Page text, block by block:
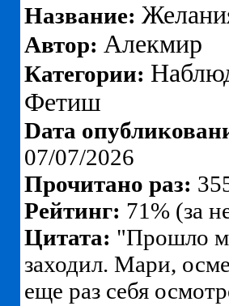
Название:
Автор: Алекмир
Категории:
Фетиш
Dата
07/07/2026
Прочитано раз:
Рейтинг: 71% (за
Цитата: "Прошло
заходил. Мари,
еще раз себя